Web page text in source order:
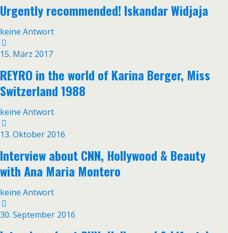
Urgently recommended! Iskandar Widjaja
keine Antwort
15. März 2017
REYRO in the world of Karina Berger, Miss
Switzerland 1988
keine Antwort
13. Oktober 2016
Interview about CNN, Hollywood & Beauty
with Ana Maria Montero
keine Antwort
30. September 2016